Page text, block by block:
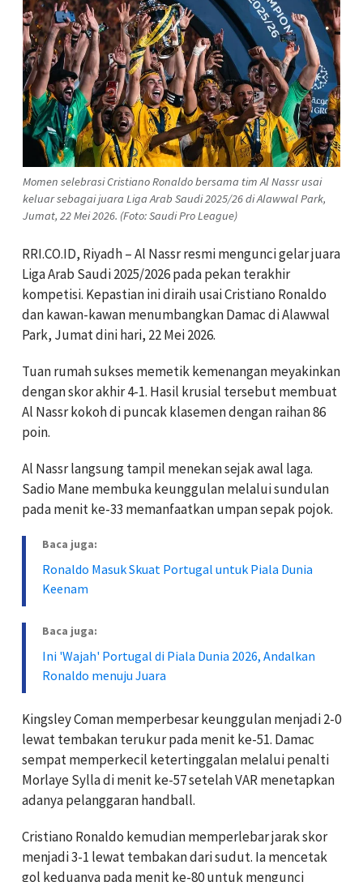
Momen selebrasi Cristiano Ronaldo bersama tim Al Nassr usai
keluar sebagai juara Liga Arab Saudi 2025/26 di Alawwal Park,
Jumat, 22 Mei 2026. (Foto: Saudi Pro League)
RRI.CO.ID, Riyadh – Al Nassr resmi mengunci gelar juara
Liga Arab Saudi 2025/2026 pada pekan terakhir
kompetisi. Kepastian ini diraih usai Cristiano Ronaldo
dan kawan-kawan menumbangkan Damac di Alawwal
Park, Jumat dini hari, 22 Mei 2026.
Tuan rumah sukses memetik kemenangan meyakinkan
dengan skor akhir 4-1. Hasil krusial tersebut membuat
Al Nassr kokoh di puncak klasemen dengan raihan 86
poin.
Al Nassr langsung tampil menekan sejak awal laga.
Sadio Mane membuka keunggulan melalui sundulan
pada menit ke-33 memanfaatkan umpan sepak pojok.
Baca juga:
Ronaldo Masuk Skuat Portugal untuk Piala Dunia
Keenam
Baca juga:
Ini 'Wajah' Portugal di Piala Dunia 2026, Andalkan
Ronaldo menuju Juara
Kingsley Coman memperbesar keunggulan menjadi 2-0
lewat tembakan terukur pada menit ke-51. Damac
sempat memperkecil ketertinggalan melalui penalti
Morlaye Sylla di menit ke-57 setelah VAR menetapkan
adanya pelanggaran handball.
Cristiano Ronaldo kemudian memperlebar jarak skor
menjadi 3-1 lewat tembakan dari sudut. Ia mencetak
gol keduanya pada menit ke-80 untuk mengunci